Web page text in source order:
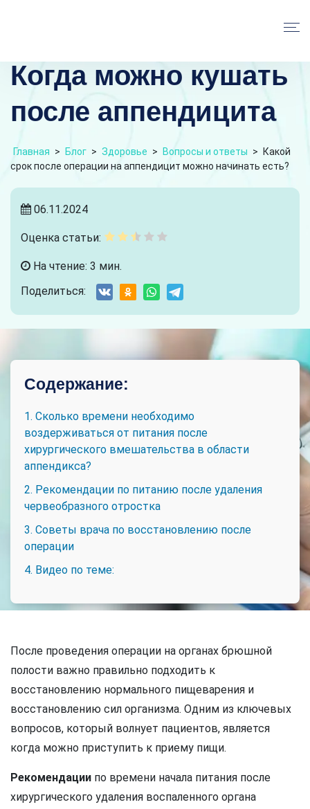
Когда можно кушать
после аппендицита
Главная > Блог > Здоровье > Вопросы и ответы >
Какой
срок после операции на аппендицит можно начинать есть?
06.11.2024
Оценка статьи:
На чтение: 3 мин.
Поделиться:
Содержание:
1. Сколько времени необходимо
воздерживаться от питания после
хирургического вмешательства в области
аппендикса?
2. Рекомендации по питанию после удаления
червеобразного отростка
3. Советы врача по восстановлению после
операции
4. Видео по теме:
После проведения операции на органах брюшной
полости важно правильно подходить к
восстановлению нормального пищеварения и
восстановлению сил организма. Одним из ключевых
вопросов, который волнует пациентов, является
когда можно приступить к приему пищи.
Рекомендации по времени начала питания после
хирургического удаления воспаленного органа